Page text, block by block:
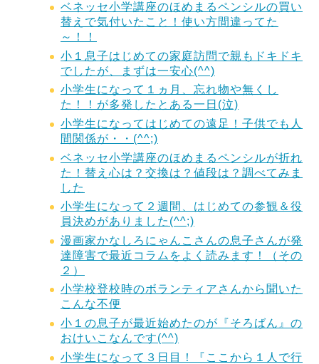
ベネッセ小学講座のほめまるペンシルの買い
替えで気付いたこと！使い方間違ってた
～！！
小１息子はじめての家庭訪問で親もドキドキ
でしたが、まずは一安心(^^)
小学生になって１ヵ月、忘れ物や無くし
た！！が多発したとある一日(泣)
小学生になってはじめての遠足！子供でも人
間関係が・・(^^;)
ベネッセ小学講座のほめまるペンシルが折れ
た！替え心は？交換は？値段は？調べてみま
した
小学生になって２週間、はじめての参観＆役
員決めがありました(^^;)
漫画家かなしろにゃんこさんの息子さんが発
達障害で最近コラムをよく読みます！（その
２）
小学校登校時のボランティアさんから聞いた
こんな不便
小１の息子が最近始めたのが『そろばん』の
おけいこなんです(^^)
小学生になって３日目！『ここから１人で行